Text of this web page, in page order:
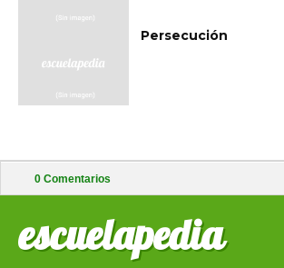
Persecución
0 Comentarios
escuelapedia